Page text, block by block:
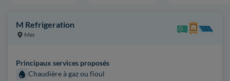
M Refrigeration
Mer
Principaux services proposés
Chaudière à gaz ou fioul